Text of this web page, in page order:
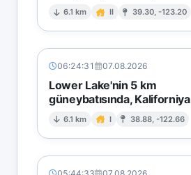
6.1 km II 39.30, -123.20
06:24:31 07.08.2026
Lower Lake'nin 5 km
güneybatısında, Kaliforniya
6.1 km I 38.88, -122.66